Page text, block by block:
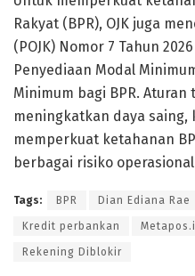
Rakyat (BPR), OJK juga
(POJK) Nomor 7 Tahun
Penyediaan Modal
Minimum bagi BPR.
meningkatkan daya
memperkuat ketahanan
berbagai risiko
Tags: BPR Dian Ediana Rae
Kredit perbankan
Rekening Diblokir